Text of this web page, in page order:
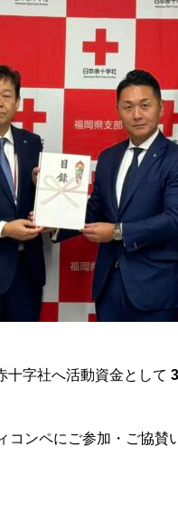
十字社へ活動資金として
コンペにご参加・ご協賛